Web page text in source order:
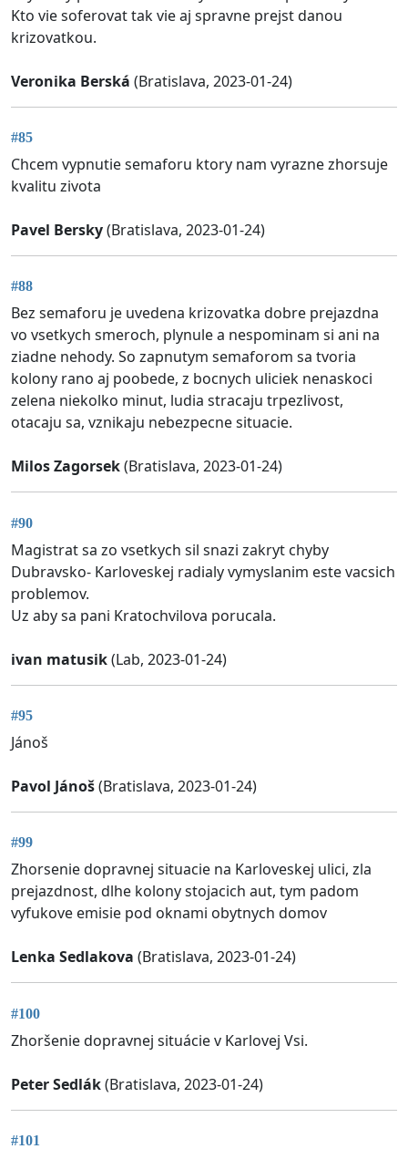
Kto vie soferovat tak vie aj spravne prejst danou
krizovatkou.
Veronika Berská (Bratislava, 2023-01-24)
#85
Chcem vypnutie semaforu ktory nam vyrazne zhorsuje
kvalitu zivota
Pavel Bersky(Bratislava, 2023-01-24)
#88
Bez semaforu je uvedena krizovatka dobre prejazdna
vo vsetkych smeroch, plynule a nespominam si ani na
ziadne nehody. So zapnutym semaforom sa tvoria
kolony rano aj poobede, z bocnych uliciek nenaskoci
zelena niekolko minut, ludia stracaju trpezlivost,
otacaju sa, vznikaju nebezpecne situacie.
Milos Zagorsek(Bratislava, 2023-01-24)
#90
Magistrat sa zo vsetkych sil snazi zakryt chyby
Dubravsko- Karloveskej radialy vymyslanim este vacsich
problemov.
Uz aby sa pani Kratochvilova porucala.
ivan matusik(Lab, 2023-01-24)
#95
Jánoš
Pavol Jánoš(Bratislava, 2023-01-24)
#99
Zhorsenie dopravnej situacie na Karloveskej ulici, zla
prejazdnost, dlhe kolony stojacich aut, tym padom
vyfukove emisie pod oknami obytnych domov
Lenka Sedlakova (Bratislava, 2023-01-24)
#100
Zhoršenie dopravnej situácie v Karlovej Vsi.
Peter Sedlák(Bratislava, 2023-01-24)
#101